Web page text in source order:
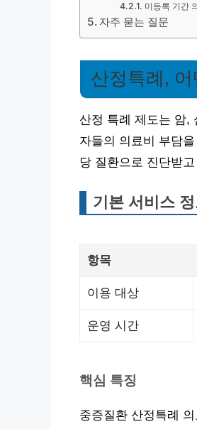
미등록 기간
자주 묻는 질문
산정특례,
산정 특례 제도는 암,
자들의 의료비 부담
당 질환으로 진단받
기본 서비스
항목
이용 대상
운영 시간
핵심 특징
중증질환 산정특례